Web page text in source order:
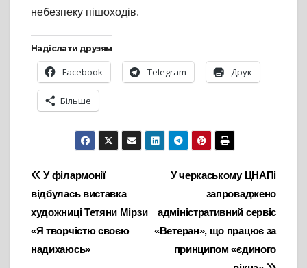
небезпеку пішоходів.
Надіслати друзям
Facebook Telegram Друк
Більше
Навігація
записів
У черкаському ЦНАПі
запроваджено
адміністративний сервіс
«Ветеран», що працює за
принципом «єдиного
У філармонії
відбулась виставка
художниці Тетяни Мірзи
«Я творчістю своєю
надихаюсь»